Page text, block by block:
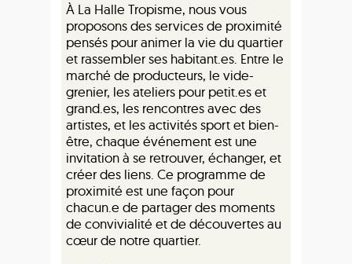
À La Halle Tropisme, nous vous
proposons des services de proximité
pensés pour animer la vie du quartier
et rassembler ses habitant.es. Entre le
marché de producteurs, le vide-
grenier, les ateliers pour petit.es et
grand.es, les rencontres avec des
artistes, et les activités sport et bien-
être, chaque événement est une
invitation à se retrouver, échanger, et
créer des liens. Ce programme de
proximité est une façon pour
chacun.e de partager des moments
de convivialité et de découvertes au
cœur de notre quartier.